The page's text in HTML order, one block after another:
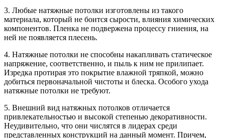
3. Любые натяжные потолки изготовлены из такого
материала, который не боится сырости, влияния химических
компонентов. Пленка не подвержена процессу гниения, на
ней не появляется плесень.
4. Натяжные потолки не способны накапливать статическое
напряжение, соответственно, и пыль к ним не прилипает.
Изредка протирая это покрытие влажной тряпкой, можно
добиться первоначальной чистоты и блеска. Особого ухода
натяжные потолки не требуют.
5. Внешний вид натяжных потолков отличается
привлекательностью и высокой степенью декоративности.
Неудивительно, что они числятся в лидерах среди
представленных конструкций на данный момент. Причем,